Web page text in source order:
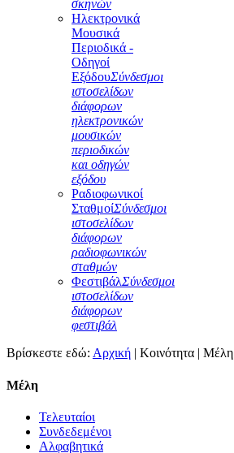
σκηνών
Ηλεκτρονικά
Μουσικά
Περιοδικά -
Οδηγοί
ΕξόδουΣύνδεσμοι
ιστοσελίδων
διάφορων
ηλεκτρονικών
μουσικών
περιοδικών
και οδηγών
εξόδου
Ραδιοφωνικοί
ΣταθμοίΣύνδεσμοι
ιστοσελίδων
διάφορων
ραδιοφωνικών
σταθμών
ΦεστιβάλΣύνδεσμοι
ιστοσελίδων
διάφορων
φεστιβάλ
Βρίσκεστε εδώ: Αρχική | Κοινότητα | Μέλη
Μέλη
Τελευταίοι
Συνδεδεμένοι
Αλφαβητικά